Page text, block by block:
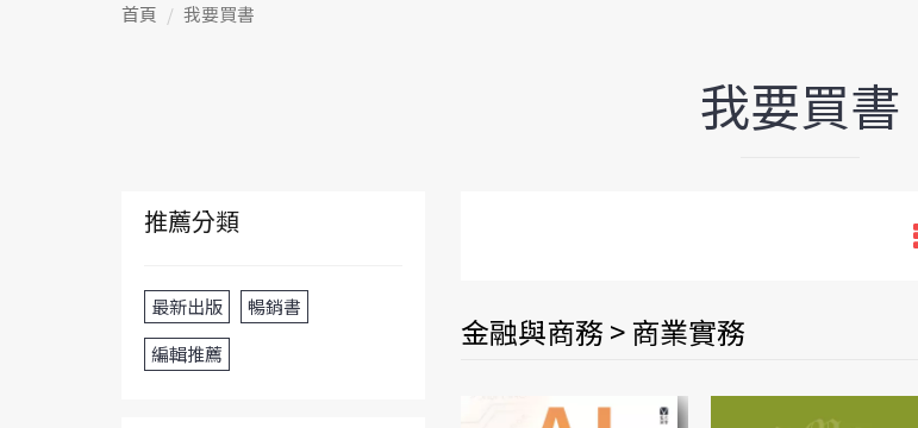
首頁 我要買書
我要買書
推薦分類
最新出版
暢銷書
編輯推薦
金融與商務 > 商業實務